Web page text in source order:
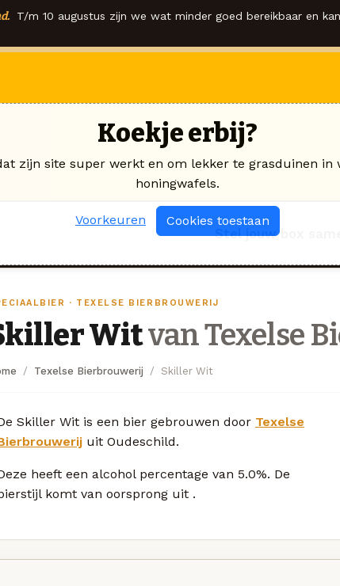
T/m 10 augustus zijn we wat minder goed bereikbaar en
Stel jouw box
· TEXELSE BIERBROUWERIJ
Witvan Texelse
Texelse Bierbrouwerij Skiller Wit
Skiller Wit is een bier gebrouwen door Texelse
uit Oudeschild.
heeft een alcohol percentage van 5.0%. De
komt van oorsprong uit .
Koekje erbij?
zijn site super werkt en om lekker te grasduinen in
honingwafels.
Voorkeuren Cookies toestaan